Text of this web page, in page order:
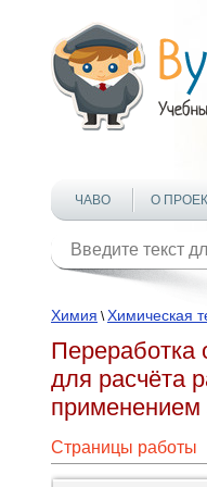
ЧАВО О
Химия \Химическая
Переработка
для расчёта
применением
Страницы работы